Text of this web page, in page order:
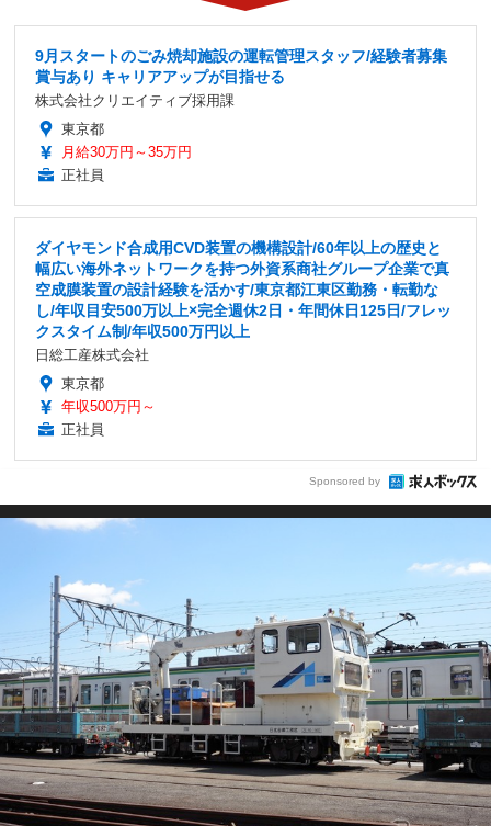
9月スタートのごみ焼却施設の運転管理スタッフ/経験者募集
賞与あり キャリアアップが目指せる
株式会社クリエイティブ採用課
東京都
月給30万円～35万円
正社員
ダイヤモンド合成用CVD装置の機構設計/60年以上の歴史と
幅広い海外ネットワークを持つ外資系商社グループ企業で真
空成膜装置の設計経験を活かす/東京都江東区勤務・転勤な
し/年収目安500万以上×完全週休2日・年間休日125日/フレッ
クスタイム制/年収500万円以上
日総工産株式会社
東京都
年収500万円～
正社員
Sponsored by